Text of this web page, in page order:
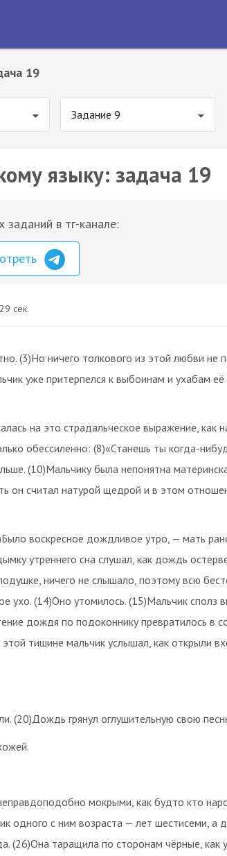
19
Задание 9
языку: задача 19
заданий в тг-канале:
29 сек.
(3)Но ничего толкового из этой любви не
уже притерпелся к выбоинам и ухабам её
на это страдальческое выражение, как
обессиленно: (8)«Станешь ты когда-
(10)Мальчику была непонятна
он считал натурой щедрой и в этом
воскресное дождливое утро, — мать
утреннего сна слушал, как дождь
ничего не слышало, поэтому всю
(14)Оно утомилось. (15)Мальчик сполз
дождя по подоконнику превратилось в
тишине мальчик услышал, как открыли
(20)Дождь грянул оглушительную свою
мокрыми, как будто кто
одного с ним возраста — лет шестисеми, а
(26)Она таращила по сторонам чёрные, как у